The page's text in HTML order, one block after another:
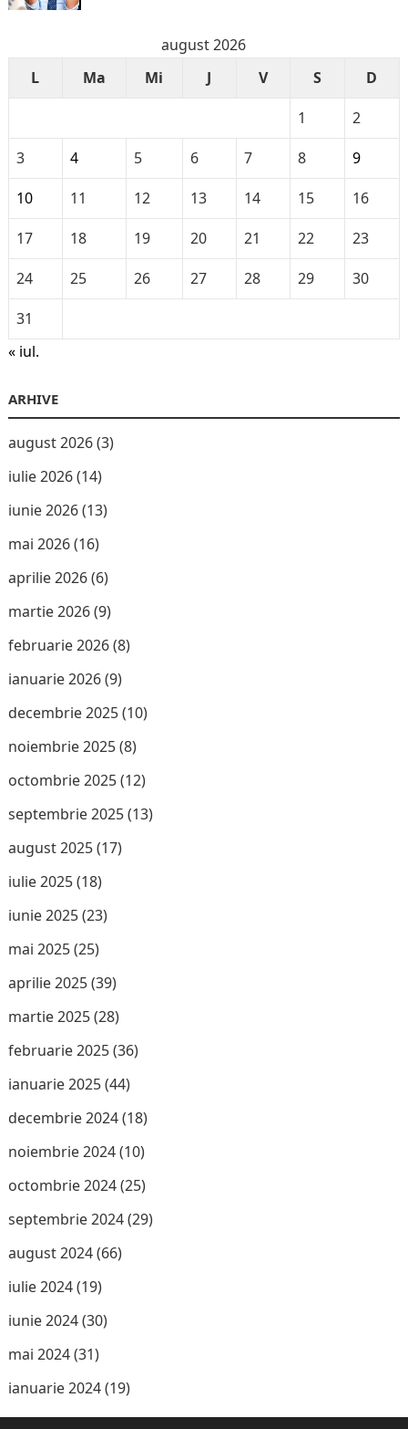
august 2026
L
Ma Mi J V S
D
1
2
3
4 5 6 7 8
9
10
11 12 13 14 15
16
17
18 19 20 21 22
23
24
25 26 27 28 29
30
31
« iul.
ARHIVE
august 2026(3)
iulie 2026(14)
iunie 2026(13)
mai 2026(16)
aprilie 2026(6)
martie 2026(9)
februarie 2026(8)
ianuarie 2026(9)
decembrie 2025(10)
noiembrie 2025(8)
octombrie 2025(12)
septembrie 2025(13)
august 2025(17)
iulie 2025(18)
iunie 2025(23)
mai 2025(25)
aprilie 2025(39)
martie 2025(28)
februarie 2025(36)
ianuarie 2025(44)
decembrie 2024(18)
noiembrie 2024(10)
octombrie 2024(25)
septembrie 2024(29)
august 2024(66)
iulie 2024(19)
iunie 2024(30)
mai 2024(31)
ianuarie 2024(19)